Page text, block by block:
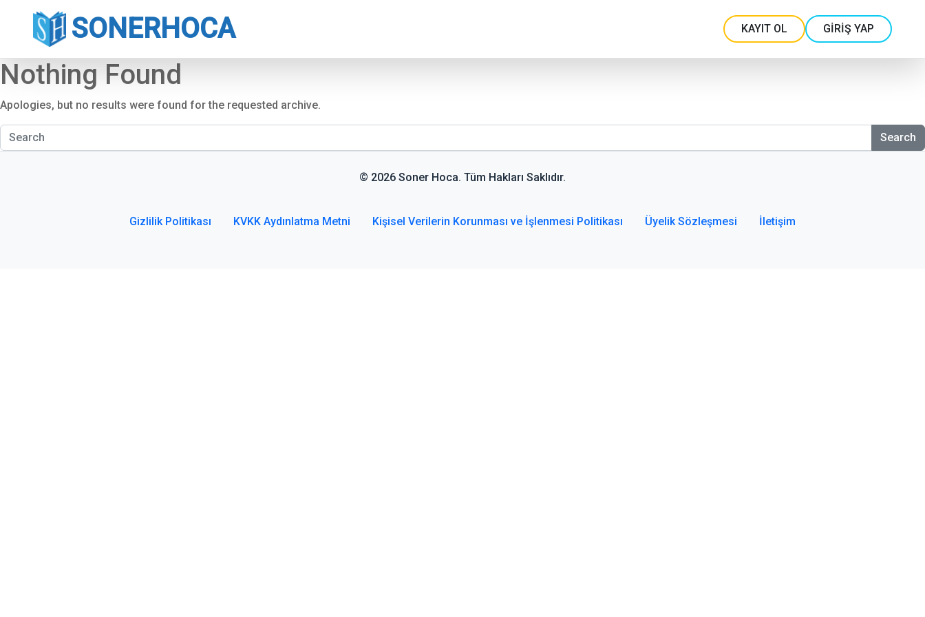
SONERHOCA KAYIT OL GİRİŞ YAP
Nothing Found
Apologies, but no results were found for the requested archive.
Search
© 2026 Soner Hoca. Tüm Hakları Saklıdır.
Gizlilik Politikası KVKK Aydınlatma Metni Kişisel Verilerin Korunması ve İşlenmesi Politikası Üyelik Sözleşmesi İletişim